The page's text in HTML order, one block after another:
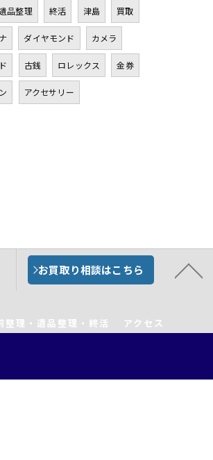
品整理 終活 津島 買取
ダイヤモンド カメラ
古銭 ロレックス 金券
アクセサリー
お買取り相談はこちら
整理・遺品整理・終活
アクセス